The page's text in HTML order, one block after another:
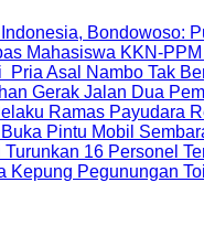
Bondowoso:
Mahasiswa KKN-
Pria Asal Nambo Tak
Gerak Jalan Dua
Ramas Payudara
Pintu Mobil
Turunkan 16 Personel
Kepung Pegunungan